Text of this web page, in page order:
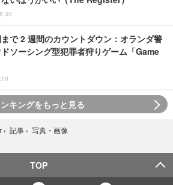
で 2 週間のカウントダウン：オランダ警
ソーシング型犯罪者狩りゲーム「Game
キングをもっと見る
› 記事 › 写真・画像
TOP